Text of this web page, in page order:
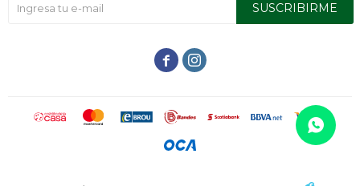
SUSCRIBIRME
 